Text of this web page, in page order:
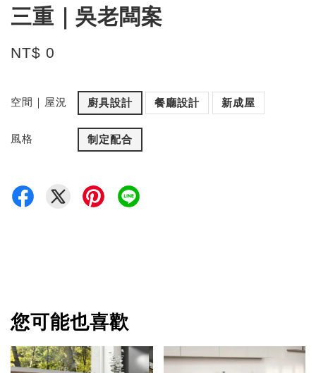
三重｜吳老闆案
NT$ 0
空間｜屋況 廚具設計 餐廳設計 新成屋
風格 制定配合
您可能也喜歡